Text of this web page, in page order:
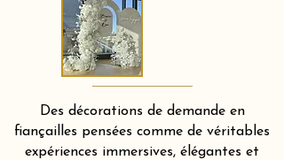
Des décorations de demande en
fiançailles pensées comme de véritables
expériences immersives, élégantes et